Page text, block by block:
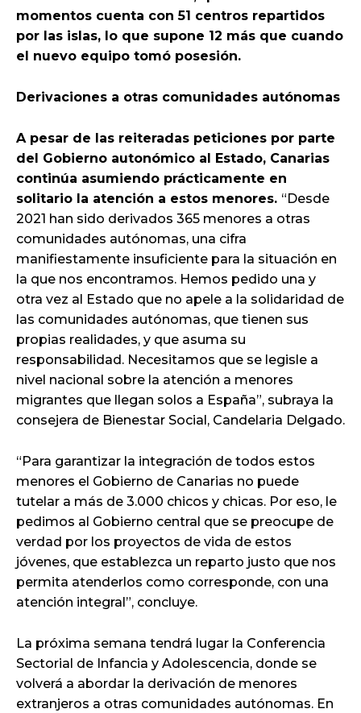
momentos cuenta con 51 centros repartidos
por las islas, lo que supone 12 más que cuando
el nuevo equipo tomó posesión.
Derivaciones a otras comunidades autónomas
A pesar de las reiteradas peticiones por parte
del Gobierno autonómico al Estado, Canarias
continúa asumiendo prácticamente en
solitario la atención a estos menores. “Desde
2021 han sido derivados 365 menores a otras
comunidades autónomas, una cifra
manifiestamente insuficiente para la situación en
la que nos encontramos. Hemos pedido una y
otra vez al Estado que no apele a la solidaridad de
las comunidades autónomas, que tienen sus
propias realidades, y que asuma su
responsabilidad. Necesitamos que se legisle a
nivel nacional sobre la atención a menores
migrantes que llegan solos a España”, subraya la
consejera de Bienestar Social, Candelaria Delgado.
“Para garantizar la integración de todos estos
menores el Gobierno de Canarias no puede
tutelar a más de 3.000 chicos y chicas. Por eso, le
pedimos al Gobierno central que se preocupe de
verdad por los proyectos de vida de estos
jóvenes, que establezca un reparto justo que nos
permita atenderlos como corresponde, con una
atención integral”, concluye.
La próxima semana tendrá lugar la Conferencia
Sectorial de Infancia y Adolescencia, donde se
volverá a abordar la derivación de menores
extranjeros a otras comunidades autónomas. En